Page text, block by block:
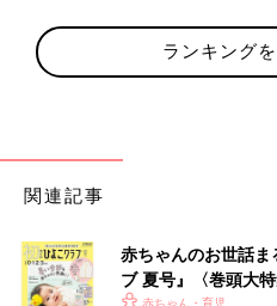
ランキング
関連記事
赤ちゃんのお世話
ブ 夏号』〈巻頭大